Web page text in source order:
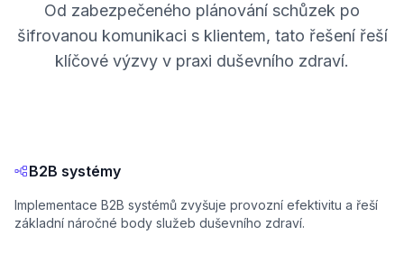
Od zabezpečeného plánování schůzek po
šifrovanou komunikaci s klientem, tato řešení řeší
klíčové výzvy v praxi duševního zdraví.
B2B systémy
Implementace B2B systémů zvyšuje provozní efektivitu a řeší
základní náročné body služeb duševního zdraví.